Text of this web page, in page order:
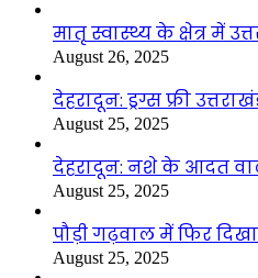
मातृ स्वास्थ्य के क्षेत्र में
August 26, 2025
देहरादून: ड्रग्स फ्री
August 25, 2025
देहरादून: नशे के आदत
August 25, 2025
पौड़ी गढ़वाल में फिर
August 25, 2025